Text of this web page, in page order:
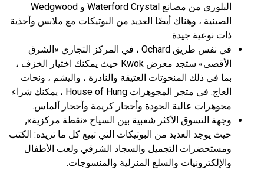
البلوري من مصانع Waterford Crystal و Wedgwood
الصينية ، وهناك أيضًا العديد من البوتيكات مع ملابس وأحذية
ذات نوعية جيدة.
في نفس طريق Ochard ، في المركز التجاري «الشرق
الأقصى» ستجد معرض Kwok حيث يمكنك اختيار الخزف ،
بما في ذلك المنحوتات العتيقة والنادرة ، واليشم ، ونحات
العاج. في متجر المجوهرات House of Hung ، يمكنك شراء
مجوهرات عالية الجودة وأحجار كريمة وأحجار ألماس.
وجهة التسوق الأكثر شعبية بين السياح «نقطة مركزية»,
حيث يوجد العديد من البوتيكات التي تبيع كل ما تريده: الكتب
ومستحضرات التجميل والسجاد الشرقي ولعب الأطفال
والإلكترونيات والسلع المنزلية والمنسوجات.